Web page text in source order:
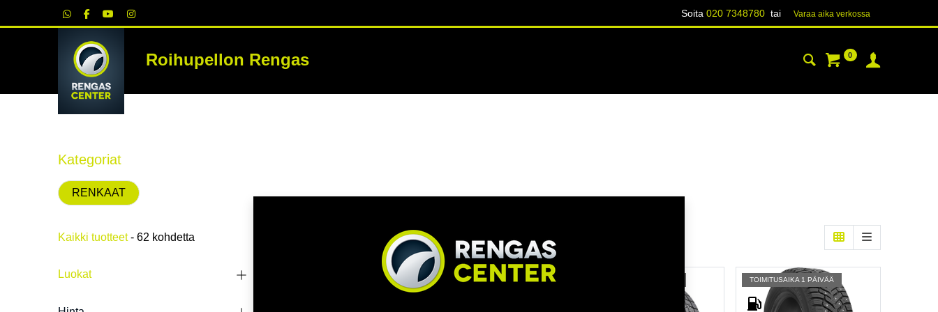
Soita 020 7348780tai Varaa aika verk​​​​ossa
Roihupellon RengasRENKAAT
0
Kategoriat
RENKAAT
Kaikki tuotteet - 62 kohdetta
Luokat TOIMITUSAIKA 3 PÄIVÄÄ TOIMITUSAIKA 1 PÄIVÄÄ